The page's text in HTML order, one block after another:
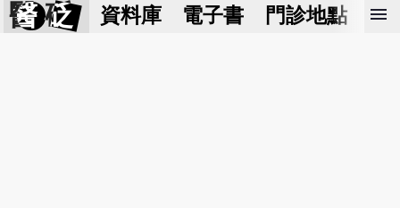
醫 砭 資料庫 電子書 門診地點 預
menu